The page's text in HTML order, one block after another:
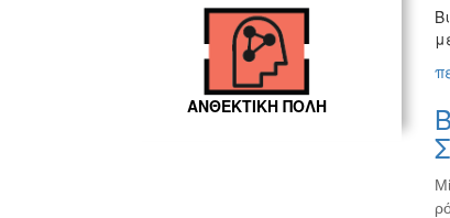
ΑΝΘΕΚΤΙΚΗ ΠΟΛΗ